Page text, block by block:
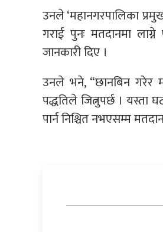
उनले ‘महानगरपालिका
गराई पुनः मतदानमा
जानकारी दिए ।
उनले भने, “छानबिन गरेर
पद्धतिले जित्नुपर्छ । यस्ता
पार्न निश्चित नभएसम्म